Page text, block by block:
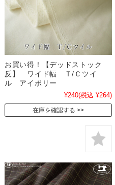
お買い得！【デッドストック
反】 ワイド幅 Ｔ/Ｃツイ
ル アイボリー
¥240(税込 ¥264)
在庫を確認する